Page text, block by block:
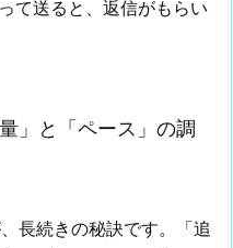
て送ると、返信がもらい
」と「ペース」の調
長続きの秘訣です。「追